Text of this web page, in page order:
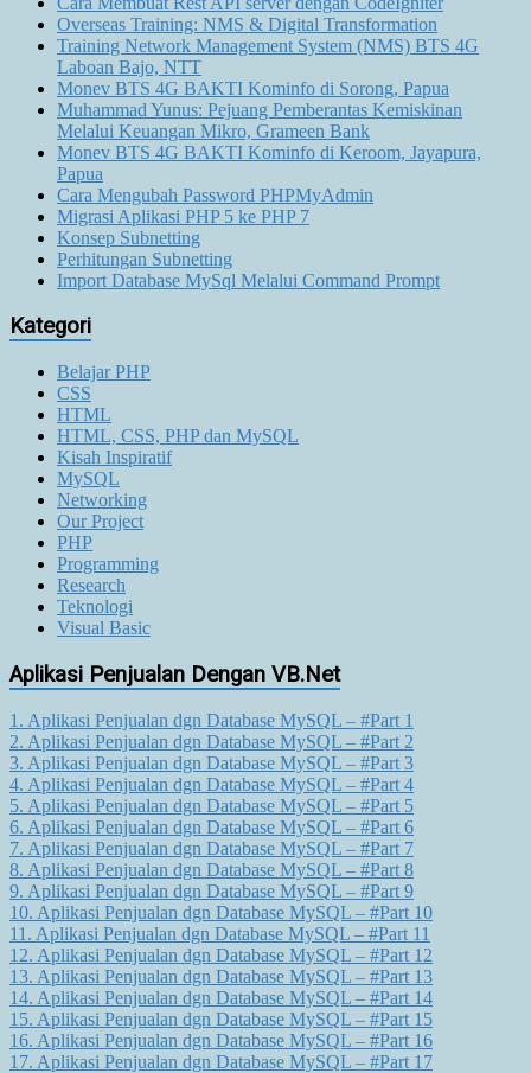
Overseas Training: NMS & Digital Transformation
Training Network Management System (NMS) BTS 4G
Laboan Bajo, NTT
Monev BTS 4G BAKTI Kominfo di Sorong, Papua
Muhammad Yunus: Pejuang Pemberantas Kemiskinan
Melalui Keuangan Mikro, Grameen Bank
Monev BTS 4G BAKTI Kominfo di Keroom, Jayapura,
Papua
Cara Mengubah Password PHPMyAdmin
Migrasi Aplikasi PHP 5 ke PHP 7
Konsep Subnetting
Perhitungan Subnetting
Import Database MySql Melalui Command Prompt
Kategori
Belajar PHP
CSS
HTML
HTML, CSS, PHP dan MySQL
Kisah Inspiratif
MySQL
Networking
Our Project
PHP
Programming
Research
Teknologi
Visual Basic
Aplikasi Penjualan Dengan VB.Net
1. Aplikasi Penjualan dgn Database MySQL – #Part 1
2. Aplikasi Penjualan dgn Database MySQL – #Part 2
3. Aplikasi Penjualan dgn Database MySQL – #Part 3
4. Aplikasi Penjualan dgn Database MySQL – #Part 4
5. Aplikasi Penjualan dgn Database MySQL – #Part 5
6. Aplikasi Penjualan dgn Database MySQL – #Part 6
7. Aplikasi Penjualan dgn Database MySQL – #Part 7
8. Aplikasi Penjualan dgn Database MySQL – #Part 8
9. Aplikasi Penjualan dgn Database MySQL – #Part 9
10. Aplikasi Penjualan dgn Database MySQL – #Part 10
11. Aplikasi Penjualan dgn Database MySQL – #Part 11
12. Aplikasi Penjualan dgn Database MySQL – #Part 12
13. Aplikasi Penjualan dgn Database MySQL – #Part 13
14. Aplikasi Penjualan dgn Database MySQL – #Part 14
15. Aplikasi Penjualan dgn Database MySQL – #Part 15
16. Aplikasi Penjualan dgn Database MySQL – #Part 16
17. Aplikasi Penjualan dgn Database MySQL – #Part 17